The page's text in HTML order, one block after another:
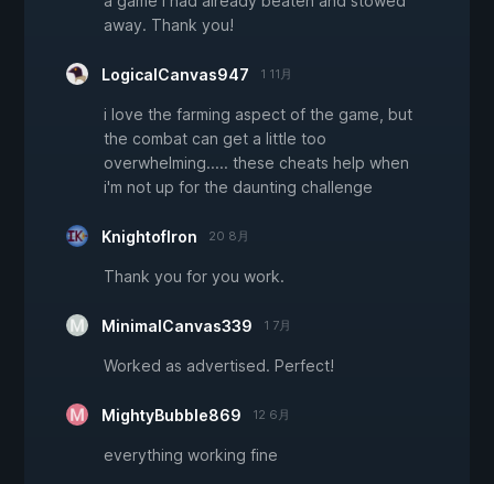
away. Thank you!
LogicalCanvas947 1 11月
i love the farming aspect of the game, but
the combat can get a little too
overwhelming..... these cheats help when
i'm not up for the daunting challenge
KnightofIron 20 8月
Thank you for you work.
MinimalCanvas339 1 7月
Worked as advertised. Perfect!
MightyBubble869 12 6月
everything working fine